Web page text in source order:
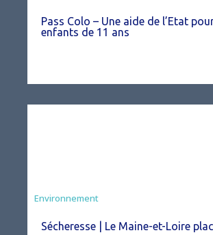
Pass Colo – Une aide de l’Etat
enfants de 11 ans
Environnement
Sécheresse | Le Maine-et-Loire